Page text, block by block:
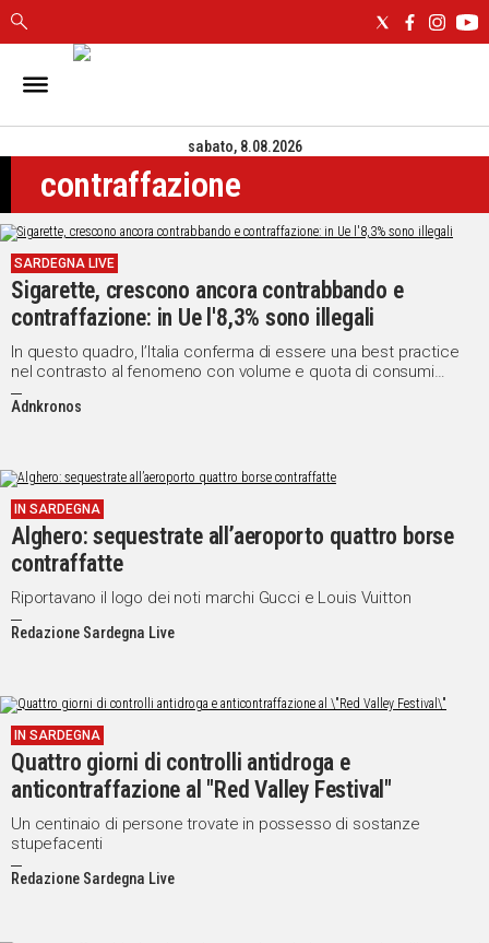
IN
CAGLIARI
SASSARI
NUORO
ORISTANO
SULCIS
GALLURA
OGLIASTRA
MEDIO
CAMPIDANO
POLITICA
IN
ITALIA
NEL
MONDO
VIDEO
Vai
UNISCITI
sabato, 8.08.2026
contraffazione
SARDEGNA LIVE
Sigarette, crescono ancora contrabbando e
contraffazione: in Ue l'8,3% sono illegali
In questo quadro, l’Italia conferma di essere una best practice
nel contrasto al fenomeno con volume e quota di consumi
illeciti diminuiti di oltre la metà dal 2019
Adnkronos
IN SARDEGNA
Alghero: sequestrate all’aeroporto quattro borse
contraffatte
Riportavano il logo dei noti marchi Gucci e Louis Vuitton
Redazione Sardegna Live
IN SARDEGNA
Quattro giorni di controlli antidroga e
anticontraffazione al "Red Valley Festival"
Un centinaio di persone trovate in possesso di sostanze
stupefacenti
Redazione Sardegna Live